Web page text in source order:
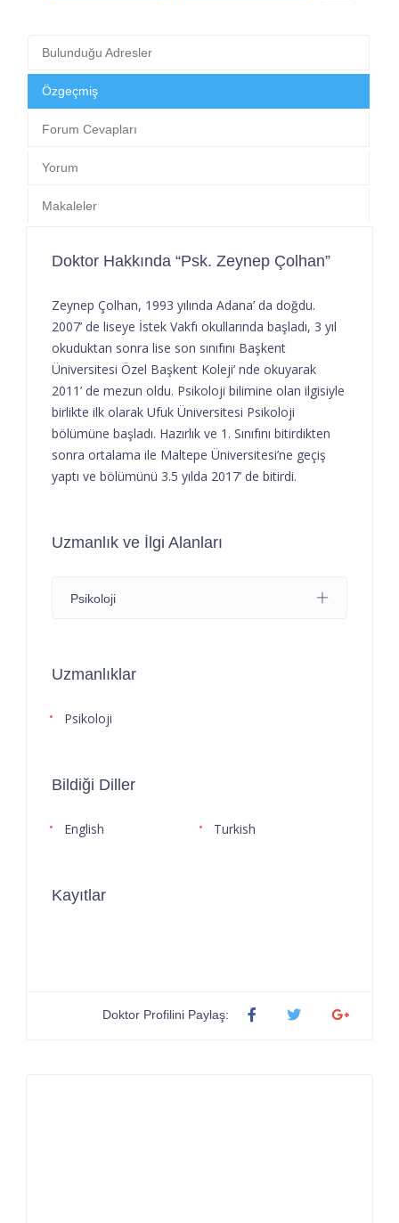
Bulunduğu Adresler
Özgeçmiş
Forum Cevapları
Yorum
Makaleler
Doktor Hakkında “Psk. Zeynep Çolhan”
Zeynep Çolhan, 1993 yılında Adana’ da doğdu.
2007’ de liseye İstek Vakfı okullarında başladı, 3 yıl
okuduktan sonra lise son sınıfını Başkent
Üniversitesi Özel Başkent Koleji’ nde okuyarak
2011’ de mezun oldu. Psikoloji bilimine olan ilgisiyle
birlikte ilk olarak Ufuk Üniversitesi Psikoloji
bölümüne başladı. Hazırlık ve 1. Sınıfını bitirdikten
sonra ortalama ile Maltepe Üniversitesi’ne geçiş
yaptı ve bölümünü 3.5 yılda 2017’ de bitirdi.
Uzmanlık ve İlgi Alanları
Psikoloji
Uzmanlıklar
Psikoloji
Bildiği Diller
English Turkish
Kayıtlar
Doktor Profilini Paylaş: